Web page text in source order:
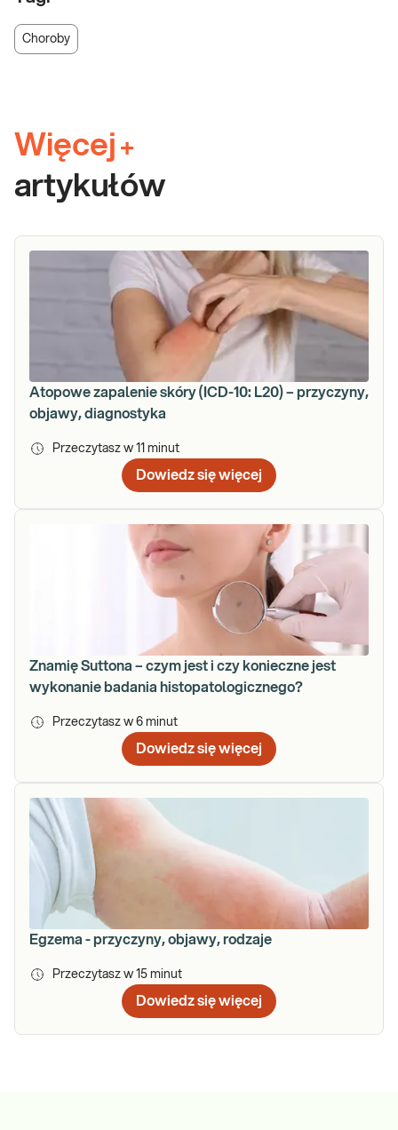
Choroby
Więcej +
artykułów
Atopowe zapalenie skóry (ICD-10: L20) – przyczyny,
objawy, diagnostyka
Przeczytasz w 11 minut
Dowiedz się więcej
Znamię Suttona – czym jest i czy konieczne jest
wykonanie badania histopatologicznego?
Przeczytasz w 6 minut
Dowiedz się więcej
Egzema - przyczyny, objawy, rodzaje
Przeczytasz w 15 minut
Dowiedz się więcej